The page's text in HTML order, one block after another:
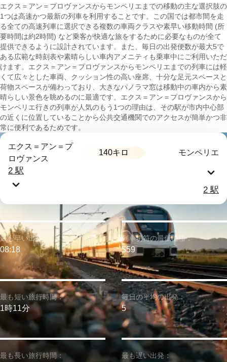
エクス＝アン＝プロヴァンスからモンペリエまでの移動の主な選択肢の
1つは高速かつ最新の列車を利用することです。この国では都市間を走
る全ての高速列車に選択できる複数の車両クラスや素早い移動時間 (所
要時間は約2時間) など乗客が快適な旅をするために必要なものが全て
提供できるように設計されています。また、毎日の出発便数が最大5で
ある広範な時刻表や素晴らしい車内アメニティも乗車中にご利用いただ
けます。エクス＝アン＝プロヴァンスからモンペリエまでの列車には軽
くて広々とした車両、クッション性の高い座席、十分な足元スペースと
荷物スペースが備わっており、大きなパノラマ窓は移動中の車内から素
晴らしい景色を眺めるのに最適です。エクス＝アン＝プロヴァンスから
モンペリエ行きの列車が人気のもう1つの理由は、その駅が市内中心部
の近くに位置していることから公共交通機関でのアクセスが簡単かつ非
常に便利であるためです。
エクス＝アン＝プ
ロヴァンス
140キロ モンペリエ
2 駅
2 駅
最も短い旅行時間：
1時11分
最も早い出発：
08:18
最も長い旅行時間：
列車切符の最低価格：
$59
毎日の平均の出発：
5
最も遅い出発：